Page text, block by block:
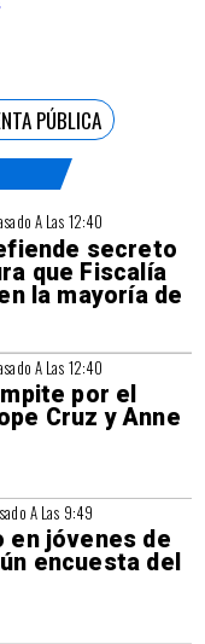
A Las 12:40
secreto
que Fiscalía
la mayoría de
A Las 12:40
por el
Cruz y Anne
A Las 9:49
en jóvenes de
encuesta del
PÚBLICA